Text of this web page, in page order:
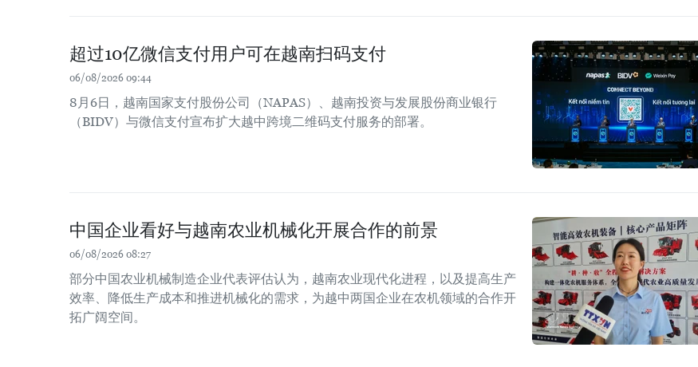
超过10亿微信支付用户可在越南扫码支付
06/08/2026 09:44
8月6日，越南国家支付股份公司（NAPAS）、越南投资与发展股份商业银行
（BIDV）与微信支付宣布扩大越中跨境二维码支付服务的部署。
中国企业看好与越南农业机械化开展合作的前景
06/08/2026 08:27
部分中国农业机械制造企业代表评估认为，越南农业现代化进程，以及提高生产
效率、降低生产成本和推进机械化的需求，为越中两国企业在农机领域的合作开
拓广阔空间。